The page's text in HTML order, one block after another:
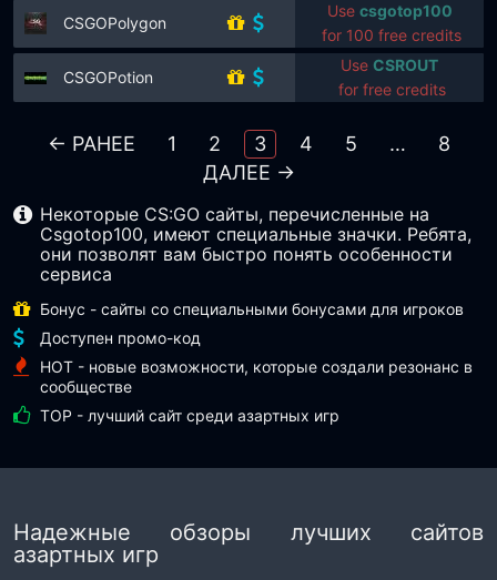
CSGOPolygon
Use csgotop100
for 100 free credits
CSGOPotion
Use CSROUT
for free credits
← РАНЕЕ 1 2 3 4 5 …
8
ДАЛЕЕ →
Некоторые CS:GO сайты, перечисленные на
Csgotop100, имеют специальные значки. Ребята,
они позволят вам быстро понять особенности
сервиса
Бонус - сайты со специальными бонусами для игроков
Доступен промо-код
HOT - новые возможности, которые создали резонанс в
сообществе
TOP - лучший сайт среди азартных игр
Надежные обзоры лучших сайтов
азартных игр